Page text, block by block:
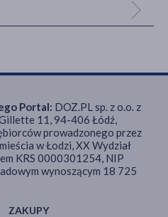
ZAKUPY
Portal: DOZ.PL sp. z o.o. z
11, 94-406 Łódź,
prowadzonego przez
w Łodzi, XX Wydział
KRS 0000301254, NIP
wynoszącym 18 725